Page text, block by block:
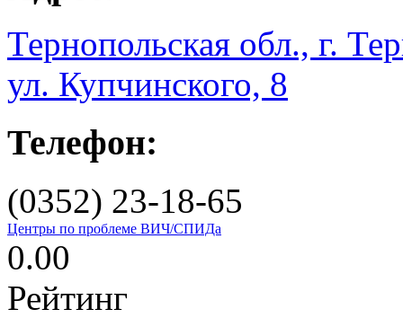
Тернопольская обл., г.
ул. Купчинского, 8
Телефон:
(0352) 23-18-65
Центры по проблеме ВИЧ/СПИДа
0.00
Рейтинг